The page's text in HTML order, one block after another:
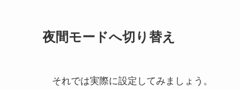
夜間モードへ切り替え
それでは実際に設定してみましょう。